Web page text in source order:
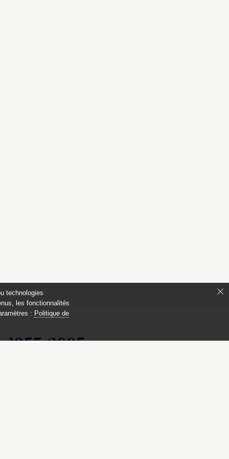
2005
technologies
les fonctionnalités
: Politique de